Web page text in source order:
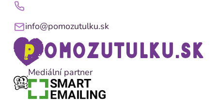
info@pomozutulku.sk
Mediální partner